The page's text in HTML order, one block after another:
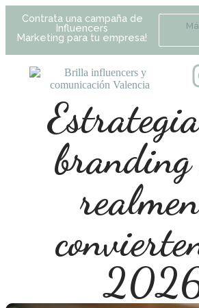
Contrata una campaña de
Influencers
Marketing para tu empresa!
branding